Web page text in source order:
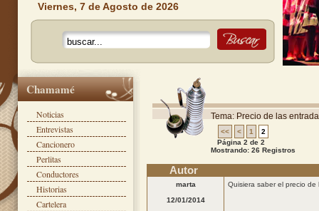
Viernes, 7 de Agosto de 2026
Tema: Precio de las
<< < 1
2
Página 2 de 2
Mostrando: 26 Registros
Autor
marta
12/01/2014
Quisiera saber el precio
Chamamé
Noticias
Entrevistas
Cancionero
Perlitas
Conductores
Historias
Cartelera